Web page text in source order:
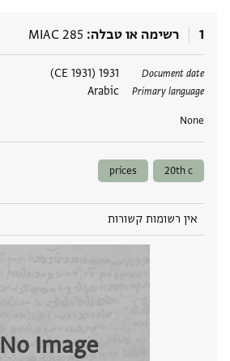
1 רשימה או טבלה MIAC 285
Document date
1931 (1931 CE)
Primary language
Arabic
None
תגים
20th c
prices
אין רשומות קשורות
No Image